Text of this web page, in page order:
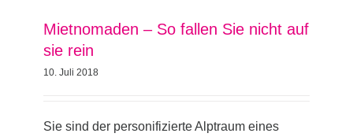
Mietnomaden – So fallen Sie nicht auf
sie rein
10. Juli 2018
Sie sind der personifizierte Alptraum eines